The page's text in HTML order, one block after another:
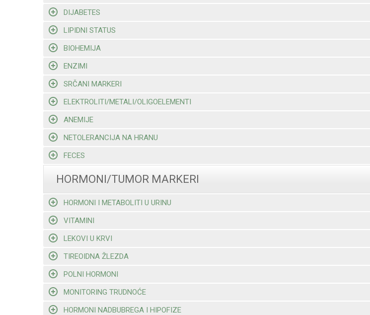
DIJABETES
LIPIDNI STATUS
BIOHEMIJA
ENZIMI
SRČANI MARKERI
ELEKTROLITI/METALI/OLIGOELEMENTI
ANEMIJE
NETOLERANCIJA NA HRANU
FECES
HORMONI/TUMOR MARKERI
HORMONI I METABOLITI U URINU
VITAMINI
LEKOVI U KRVI
TIREOIDNA ŽLEZDA
POLNI HORMONI
MONITORING TRUDNOĆE
HORMONI NADBUBREGA I HIPOFIZE